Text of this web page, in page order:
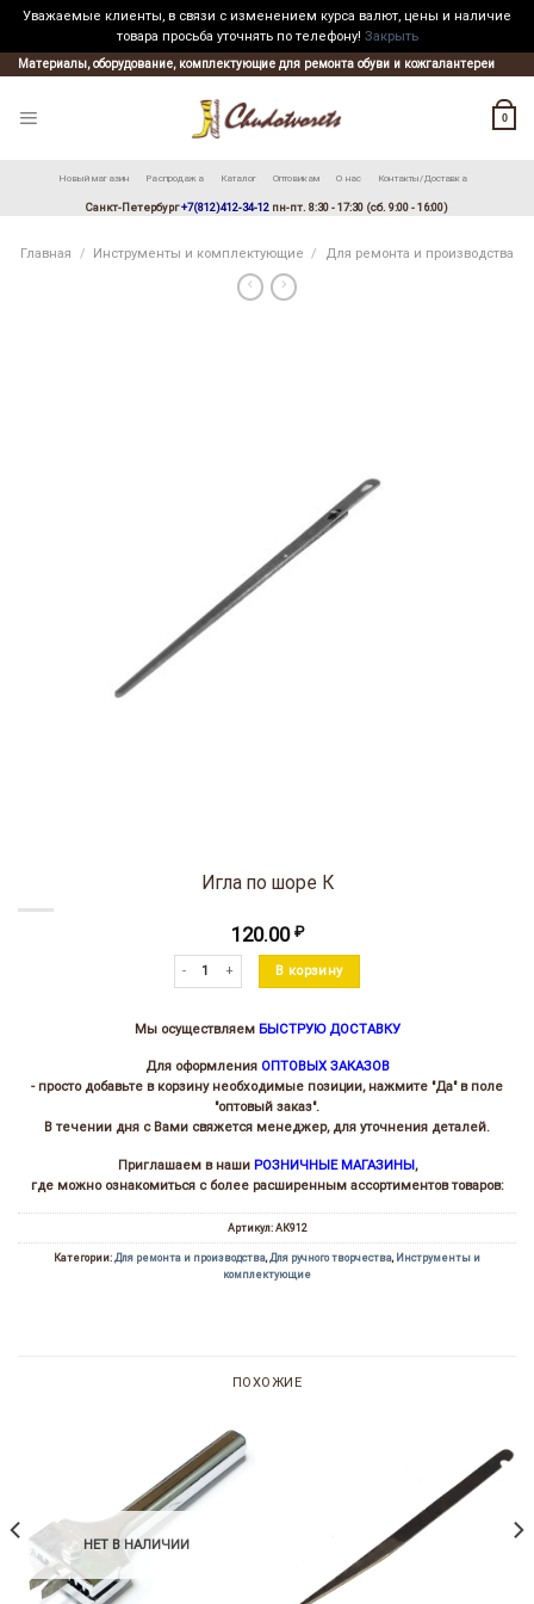
Уважаемые клиенты, в связи с изменением курса валют, цены и наличие
товара просьба уточнять по телефону! Закрыть
Skip
to
Материалы, оборудование, комплектующие для ремонта обуви и кожгалантереи
0
Новый магазин Распродажа Каталог Оптовикам О нас Контакты/Доставка
Санкт-Петербург+7(812)412-34-12 пн-пт. 8:30 - 17:30 (сб. 9:00 - 16:00)
Главная / Инструменты и комплектующие / Для ремонта и производства
Игла по шоре К
120.00 ₽
Количество товара Игла по шоре К
В корзину
Мы осуществляем БЫСТРУЮ ДОСТАВКУ
Для оформления ОПТОВЫХ ЗАКАЗОВ
- просто добавьте в корзину необходимые позиции, нажмите "Да" в поле
"оптовый заказ".
В течении дня с Вами свяжется менеджер, для уточнения деталей.
Приглашаем в наши РОЗНИЧНЫЕ МАГАЗИНЫ,
где можно ознакомиться с более расширенным ассортиментов товаров:
Артикул: АК912
Категории: Для ремонта и производства,Для ручного творчества, Инструменты и
комплектующие
ПОХОЖИЕ
НЕТ В НАЛИЧИИ